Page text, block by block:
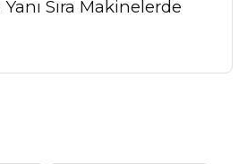
Sıra Makinelerde